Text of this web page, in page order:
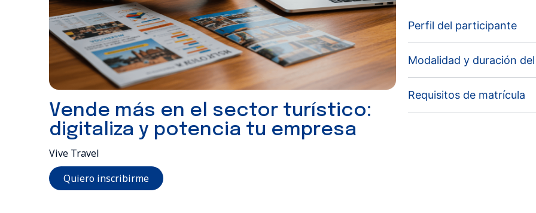
Vende más en el sector turístico:
digitaliza y potencia tu empresa
Vive Travel
Quiero inscribirme
Perfil del participante
Modalidad y duración
Requisitos de matrícula